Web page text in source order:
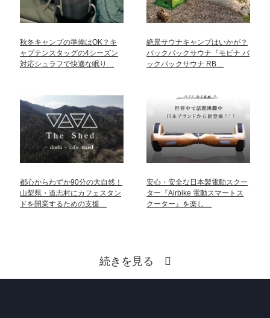
秋冬キャンプの準備はOK？キ
ャプテンスタッグの4シーズン
対応シュラフで快適な眠り…
絶景サウナキャンプはいかが？
バックパックサウナ『モビナ バ
ックパックサウナ RB…
都心からわずか90分の大自然！
山梨県・道志村にカフェスタン
ドを開業するための支援…
安心・安全な日本製電動スクー
ター『Airbike 電動スマートス
クーター』を楽し…
続きを見る